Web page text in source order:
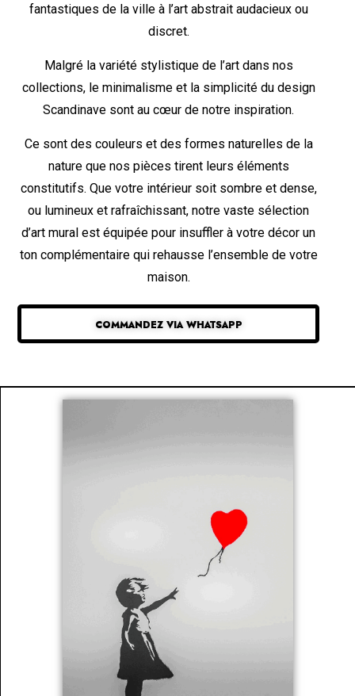
fantastiques de la ville à l’art abstrait audacieux ou
discret.
Malgré la variété stylistique de l’art dans nos
collections, le minimalisme et la simplicité du design
Scandinave sont au cœur de notre inspiration.
Ce sont des couleurs et des formes naturelles de la
nature que nos pièces tirent leurs éléments
constitutifs. Que votre intérieur soit sombre et dense,
ou lumineux et rafraîchissant, notre vaste sélection
d’art mural est équipée pour insuffler à votre décor un
ton complémentaire qui rehausse l’ensemble de votre
maison.
COMMANDEZ VIA WHATSAPP